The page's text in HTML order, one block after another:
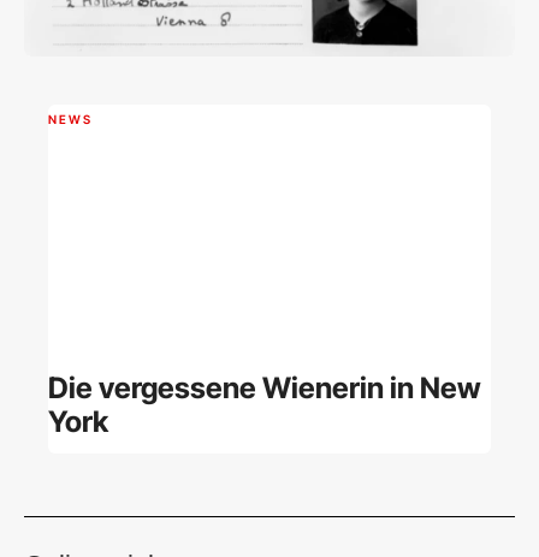
NEWS
Die vergessene Wienerin in New
York